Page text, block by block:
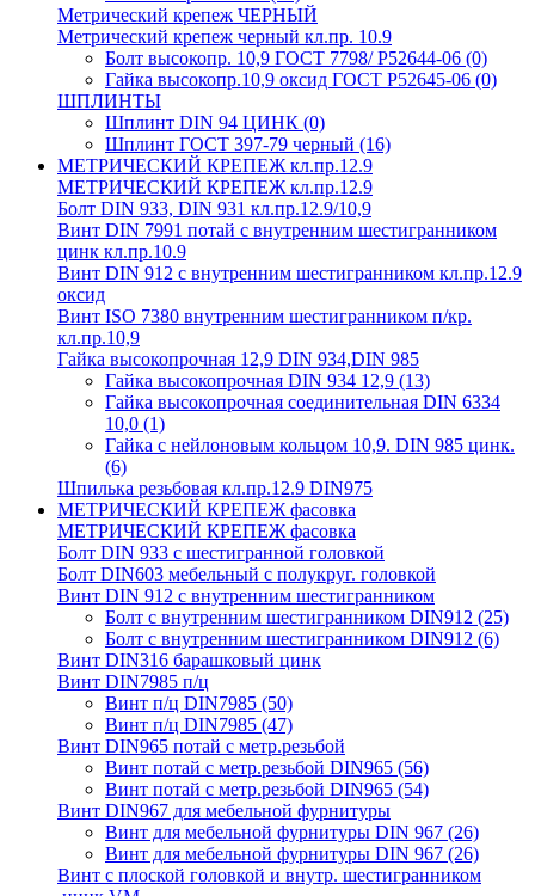
Метрический крепеж ЧЕРНЫЙ
Метрический крепеж черный кл.пр. 10.9
Болт высокопр. 10,9 ГОСТ 7798/ Р52644-06 (0)
Гайка высокопр.10,9 оксид ГОСТ Р52645-06 (0)
ШПЛИНТЫ
Шплинт DIN 94 ЦИНК (0)
Шплинт ГОСТ 397-79 черный (16)
МЕТРИЧЕСКИЙ КРЕПЕЖ кл.пр.12.9
МЕТРИЧЕСКИЙ КРЕПЕЖ кл.пр.12.9
Болт DIN 933, DIN 931 кл.пр.12.9/10,9
Винт DIN 7991 потай с внутренним шестигранником
цинк кл.пр.10.9
Винт DIN 912 с внутренним шестигранником кл.пр.12.9
оксид
Винт ISO 7380 внутренним шестигранником п/кр.
кл.пр.10,9
Гайка высокопрочная 12,9 DIN 934,DIN 985
Гайка высокопрочная DIN 934 12,9 (13)
Гайка высокопрочная соединительная DIN 6334
10,0 (1)
Гайка с нейлоновым кольцом 10,9. DIN 985 цинк.
(6)
Шпилька резьбовая кл.пр.12.9 DIN975
МЕТРИЧЕСКИЙ КРЕПЕЖ фасовка
МЕТРИЧЕСКИЙ КРЕПЕЖ фасовка
Болт DIN 933 с шестигранной головкой
Болт DIN603 мебельный с полукруг. головкой
Винт DIN 912 с внутренним шестигранником
Болт с внутренним шестигранником DIN912 (25)
Болт с внутренним шестигранником DIN912 (6)
Винт DIN316 барашковый цинк
Винт DIN7985 п/ц
Винт п/ц DIN7985 (50)
Винт п/ц DIN7985 (47)
Винт DIN965 потай с метр.резьбой
Винт потай с метр.резьбой DIN965 (56)
Винт потай с метр.резьбой DIN965 (54)
Винт DIN967 для мебельной фурнитуры
Винт для мебельной фурнитуры DIN 967 (26)
Винт для мебельной фурнитуры DIN 967 (26)
Винт с плоской головкой и внутр. шестигранником